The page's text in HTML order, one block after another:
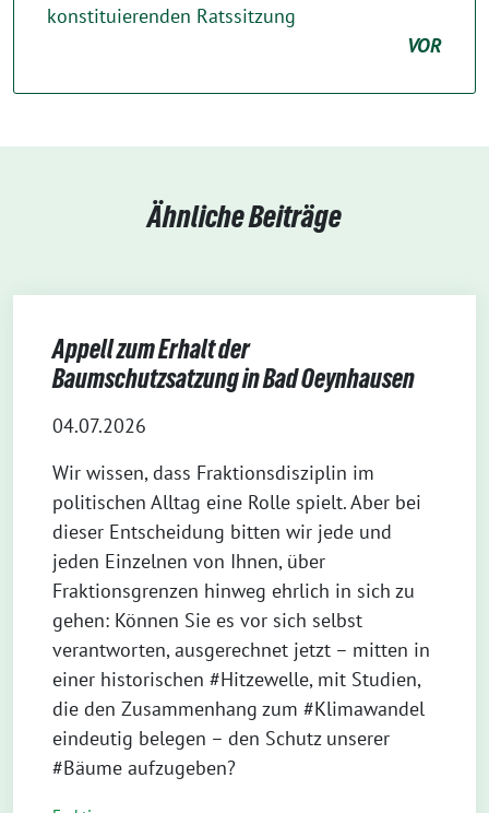
konstituierenden Ratssitzung
VOR
Ähnliche Beiträge
Appell zum Erhalt der
Baumschutzsatzung in Bad Oeynhausen
04.07.2026
Wir wissen, dass Fraktionsdisziplin im
politischen Alltag eine Rolle spielt. Aber bei
dieser Entscheidung bitten wir jede und
jeden Einzelnen von Ihnen, über
Fraktionsgrenzen hinweg ehrlich in sich zu
gehen: Können Sie es vor sich selbst
verantworten, ausgerechnet jetzt – mitten in
einer historischen #Hitzewelle, mit Studien,
die den Zusammenhang zum #Klimawandel
eindeutig belegen – den Schutz unserer
#Bäume aufzugeben?